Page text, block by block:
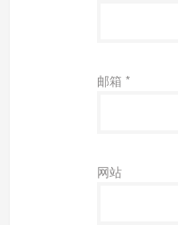
邮箱 *
网站